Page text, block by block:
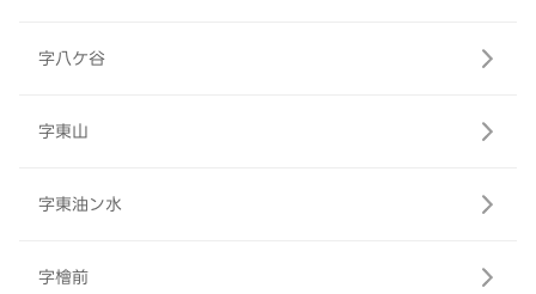
字八ケ谷
字東山
字東油ン水
字檜前